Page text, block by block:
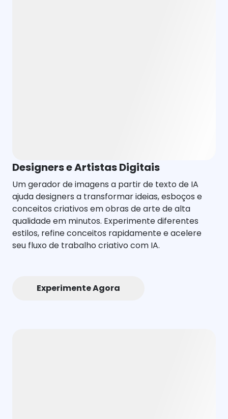
Designers e Artistas Digitais
Um gerador de imagens a partir de texto de IA
ajuda designers a transformar ideias, esboços e
conceitos criativos em obras de arte de alta
qualidade em minutos. Experimente diferentes
estilos, refine conceitos rapidamente e acelere
seu fluxo de trabalho criativo com IA.
Experimente Agora